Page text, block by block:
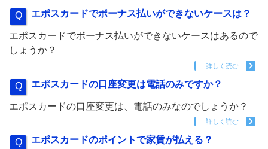
エポスカードでボーナス払いができないケースは？
エポスカードでボーナス払いができないケースはあるので
しょうか？
詳しく読む
エポスカードの口座変更は電話のみですか？
エポスカードの口座変更は、電話のみなのでしょうか？
詳しく読む
エポスカードのポイントで家賃が払える？